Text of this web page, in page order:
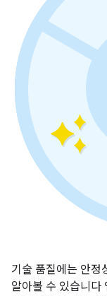
기술 품질에는 안정
알아볼 수 있습니다